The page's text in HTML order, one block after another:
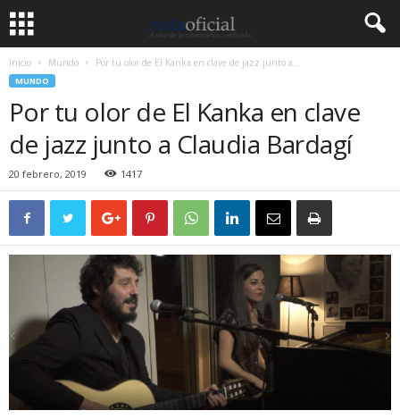
Inicio Mundo Por tu olor de El Kanka en clave de jazz junto a...
MUNDO
Por tu olor de El Kanka en clave
de jazz junto a Claudia Bardagí
20 febrero, 2019 1417